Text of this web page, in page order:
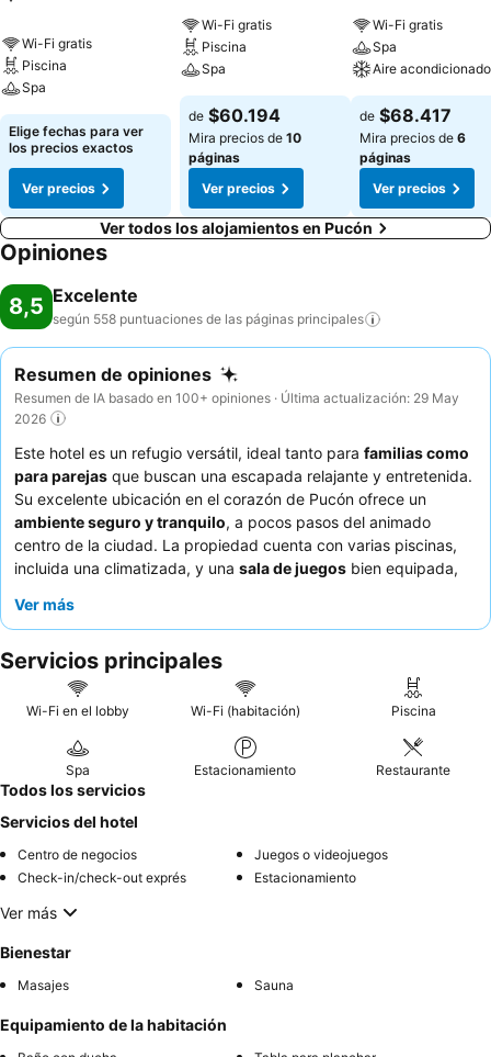
Wi-Fi gratis
Piscina
Spa
Elige fechas para ver
los precios exactos
Ver precios
Wi-Fi gratis
Piscina
Spa
de $60.194
Mira precios de 10
páginas
Ver precios
Wi-Fi gratis
Spa
Aire acondicionado
de $68.417
Mira precios de 6
páginas
Ver precios
Ver todos los alojamientos en Pucón
Opiniones
8,5 Excelente
según 558 puntuaciones de las páginas principales
Resumen de opiniones
Resumen de IA basado en 100+ opiniones · Última actualización: 29 May
2026
Este hotel es un refugio versátil, ideal tanto para familias como
para parejas que buscan una escapada relajante y entretenida.
Su excelente ubicación en el corazón de Pucón ofrece un
ambiente seguro y tranquilo, a pocos pasos del animado
centro de la ciudad. La propiedad cuenta con varias piscinas,
incluida una climatizada, y una sala de juegos bien equipada,
elogian constantemente al
deliciosodesayuno buffetcon ingredientes naturales. Para una
experiencia más tranquila, los huéspedes deberían considerar
solicitar una habitación con vistas al jardín.
Ver más
Servicios principales
Wi-Fi en el lobby Wi-Fi (habitación) Piscina
Spa Estacionamiento Restaurante
Todos los servicios
Servicios del hotel
Centro de negocios
Juegos o videojuegos
Check-in/check-out exprés
Estacionamiento
Ver más
Bienestar
Masajes Sauna
Equipamiento de la habitación